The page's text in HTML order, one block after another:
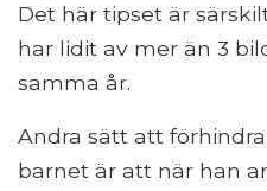
Det här tipset är
har lidit av mer än 3
samma år.
Andra sätt att
barnet är att när han